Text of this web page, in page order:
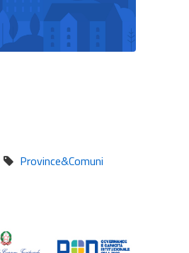
Province&Comuni